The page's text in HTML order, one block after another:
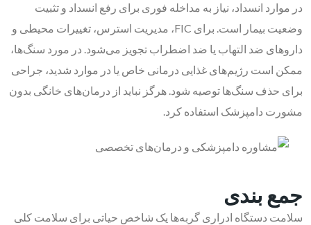
در موارد انسداد، نیاز به مداخله فوری برای رفع انسداد و تثبیت
وضعیت بیمار است. برای FIC، مدیریت استرس، تغییرات محیطی و
داروهای ضد التهاب یا ضد اضطراب تجویز می‌شود. در مورد سنگ‌ها،
ممکن است رژیم‌های غذایی درمانی خاص یا در موارد شدید، جراحی
برای حذف سنگ‌ها توصیه شود. هرگز نباید از درمان‌های خانگی بدون
مشورت دامپزشک استفاده کرد.
جمع بندی
سلامت دستگاه ادراری گربه‌ها یک شاخص حیاتی برای سلامت کلی